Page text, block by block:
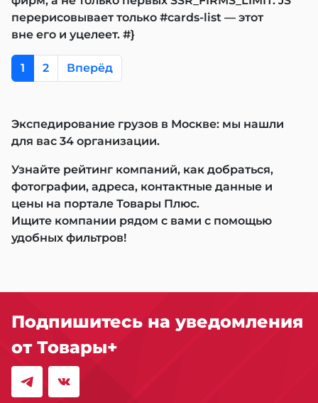
перерисовывает только #cards-list — этот
вне его и уцелеет. #}
1 2 Вперёд
Экспедирование грузов в Москве: мы нашли
для вас 34 организации.
Узнайте рейтинг компаний, как добраться,
фотографии, адреса, контактные данные и
цены на портале Товары Плюс.
Ищите компании рядом с вами с помощью
удобных фильтров!
Подпишитесь на уведомления
от Товары+